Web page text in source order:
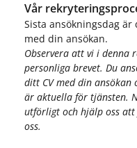
Vår
Sista ansökningsdag är
med din ansökan.
Observera att vi i
personliga brevet. Du
ditt CV med din ansökan
är aktuella för tjänsten.
utförligt och hjälp oss
oss.